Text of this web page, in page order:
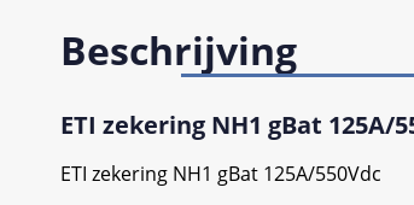
Beschrijving
ETI zekering NH1 gBat 125A/
ETI zekering NH1 gBat 125A/550Vdc